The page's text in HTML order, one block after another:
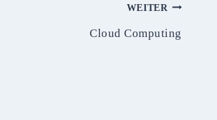
WEITER
Cloud Computing